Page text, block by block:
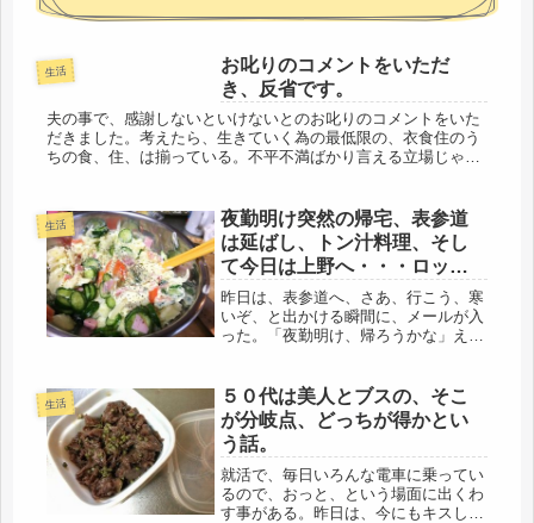
生活
お叱りのコメントをいただ
き、反省です。
夫の事で、感謝しないといけないとのお叱りのコメントをいた
だきました。考えたら、生きていく為の最低限の、衣食住のう
ちの食、住、は揃っている。不平不満ばかり言える立場じゃな
生活
夜勤明け突然の帰宅、表参道
は延ばし、トン汁料理、そし
て今日は上野へ・・・ロッテ
70周年バンプとのコラボＣＭ
昨日は、表参道へ、さあ、行こう、寒
いぞ、と出かける瞬間に、メールが入
った。「夜勤明け、帰ろうかな」え
カホカご飯だ。即、表参道は、延期に
なった。（笑）あしくも、冷蔵庫の中
は...
生活
５０代は美人とブスの、そこ
が分岐点、どっちが得かとい
う話。
就活で、毎日いろんな電車に乗ってい
るので、おっと、という場面に出くわ
す事がある。昨日は、今にもキスしそ